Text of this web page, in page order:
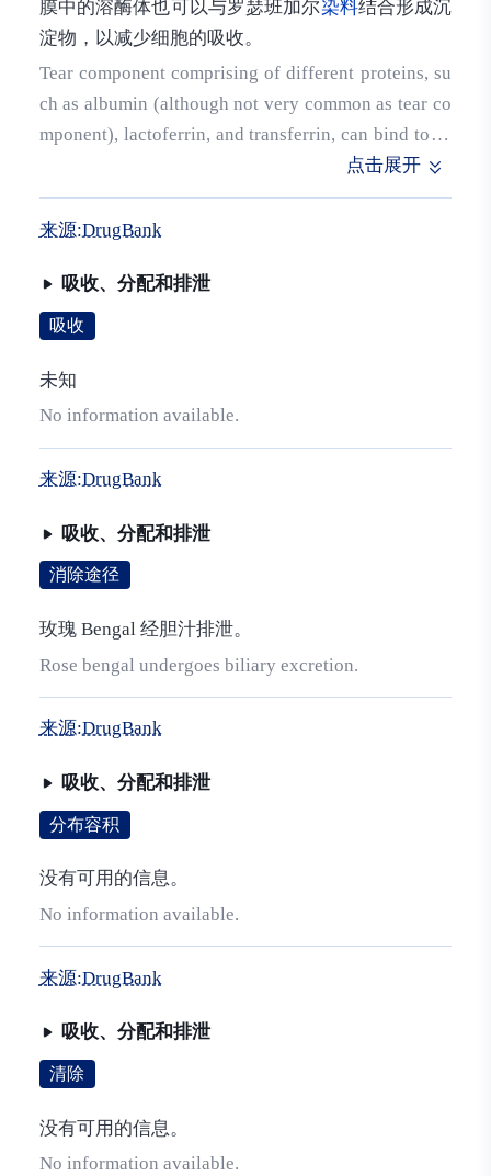
膜中的溶酶体也可以与罗瑟班加尔染料结合形成沉
淀物，以减少细胞的吸收。
Tear component comprising of different proteins, su
ch as albumin (although not very common as tear co
mponent), lactoferrin, and transferrin, can bind to ro
se bengal dye and act as diffusion barrier to prevent
dye uptake by cells and subsequent cell staining. Lys
osymes in tear film can also bind to rose bengal to fo
点击展开
来源:DrugBank
吸收、分配和排泄
吸收
未知
No information available.
来源:DrugBank
吸收、分配和排泄
消除途径
玫瑰 Bengal 经胆汁排泄。
Rose bengal undergoes biliary excretion.
来源:DrugBank
吸收、分配和排泄
分布容积
没有可用的信息。
No information available.
来源:DrugBank
吸收、分配和排泄
清除
没有可用的信息。
No information available.